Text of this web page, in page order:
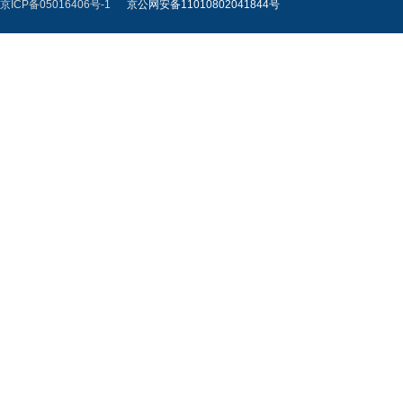
京ICP备05016406号-1 京公网安备11010802041844号